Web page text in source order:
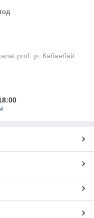
prof, уг. Кабанбай